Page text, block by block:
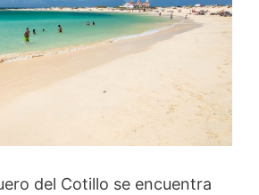
del Cotillo se encuentra